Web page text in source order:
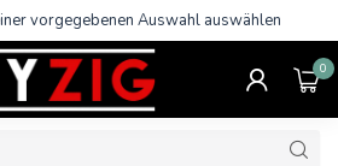
vorgegebenen Auswahl auswählen
0